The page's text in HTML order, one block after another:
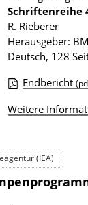
i
o
n
Schriftenreihe
R. Rieberer
Herausgeber:
Deutsch, 128
o
n
l
Endbericht
Weitere
(IEA)